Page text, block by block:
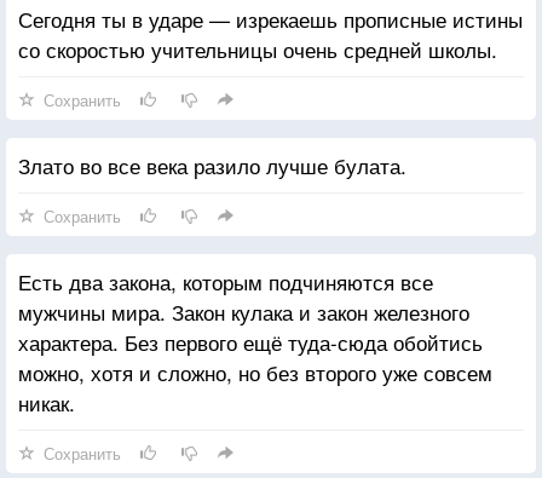
Сегодня ты в ударе — изрекаешь прописные истины
со скоростью учительницы очень средней школы.
Сохранить
Злато во все века разило лучше булата.
Сохранить
Есть два закона, которым подчиняются все
мужчины мира. Закон кулака и закон железного
характера. Без первого ещё туда-сюда обойтись
можно, хотя и сложно, но без второго уже совсем
никак.
Сохранить